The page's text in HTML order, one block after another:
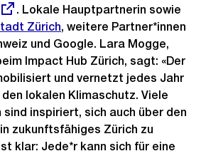
Link:
. Lokale Hauptpartnerin sowie
Zürich, weitere Partner*innen
und Google. Lara Mogge,
Impact Hub Zürich, sagt: «Der
und vernetzt jedes Jahr
lokalen Klimaschutz. Viele
sind inspiriert, sich auch über den
zukunftsfähiges Zürich zu
klar: Jede*r kann sich für eine